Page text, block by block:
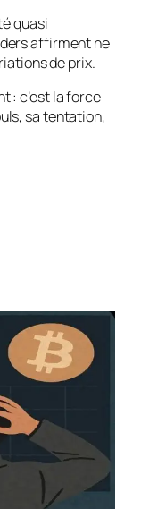
quasi
affirment ne
de prix.
: c’est la force
sa tentation,